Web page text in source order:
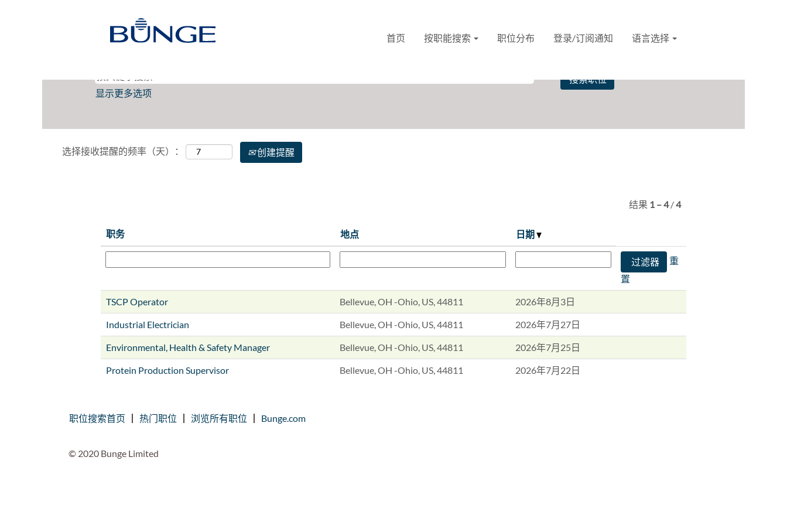
首页 按职能搜索 职位分布 登录/订阅通知 语言选择
搜索结果："bellevue".
显示更多选项
选择接收提醒的频率（天）： 创建提醒
结果 1 – 4/4
职务 地点 日期
重
置
TSCP Operator Bellevue, OH -Ohio, US, 44811 2026年8月3日
Industrial Electrician Bellevue, OH -Ohio, US, 44811 2026年7月27日
Environmental, Health & Safety Manager Bellevue, OH -Ohio, US, 44811 2026年7月25日
Protein Production Supervisor Bellevue, OH -Ohio, US, 44811 2026年7月22日
职位搜索首页 热门职位 浏览所有职位 Bunge.com
© 2020 Bunge Limited